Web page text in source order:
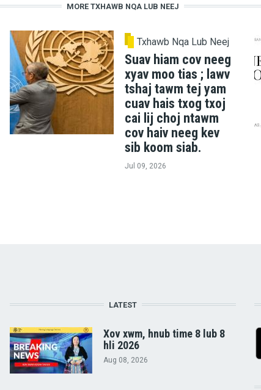
MORE TXHAWB NQA LUB NEEJ
Txhawb Nqa Lub Neej
Suav hiam cov neeg
xyav moo tias ; lawv
tshaj tawm tej yam
cuav hais txog txoj
cai lij choj ntawm
cov haiv neeg kev
sib koom siab.
Jul 09, 2026
LATEST
Xov xwm, hnub time 8 lub 8
hli 2026
Aug 08, 2026